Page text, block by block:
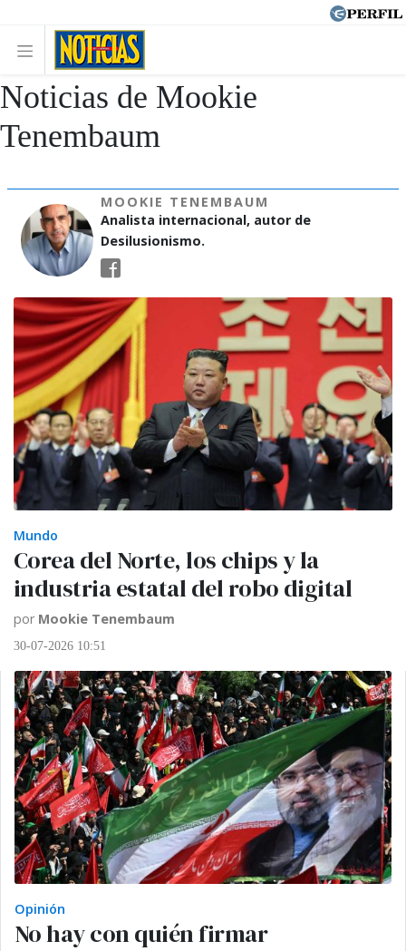
Noticias de Mookie
Tenembaum
MOOKIE TENEMBAUM
Analista internacional, autor de
Desilusionismo.
Mundo
Corea del Norte, los chips y la
industria estatal del robo digital
por Mookie Tenembaum
30-07-2026 10:51
Opinión
No hay con quién firmar